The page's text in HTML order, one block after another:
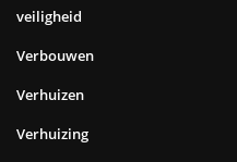
veiligheid
Verbouwen
Verhuizen
Verhuizing